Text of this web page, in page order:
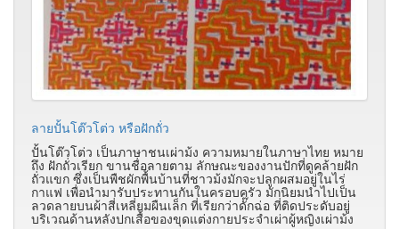
ลายปั้นโต๊วโต่ว หรือฝักถั่ว
ปั้นโต๊วโต่ว เป็นภาษาชนเผ่าม้ง ความหมายในภาษาไทย หมาย
ถึง ฝักถั่วเรียก ขานชื่อลายตาม ลักษณะของงานปักที่ดูคล้ายฝัก
ถั่วแขก ซึ่งเป็นพืชผักพื้นบ้านที่ชาวม้งมักจะปลูกผสมอยู่ในไร่
กาแฟ เพื่อนำมารับประทานกันในครอบครัว มักนิยมนำไปเป็น
ลวดลายบนผ้าสี่เหลี่ยมผืนเล็ก ที่เรียกว่าดั๊กฉ่อ ที่ติดประดับอยู่
บริเวณด้านหลังปกเสื้อของขุดแต่งกายประจำเผ่าผู้หญิงเผ่าม้ง